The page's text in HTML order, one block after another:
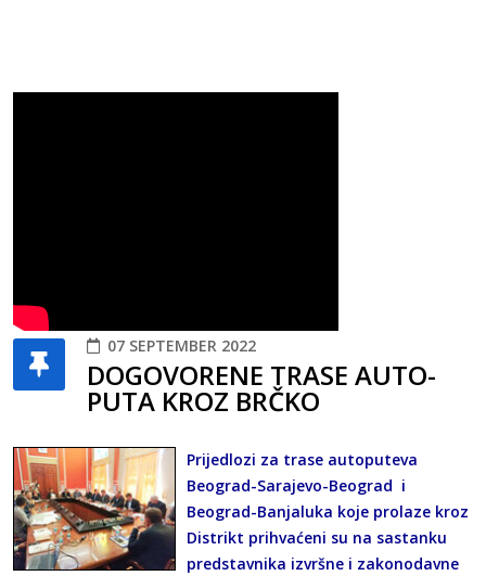
07 SEPTEMBER 2022
DOGOVORENE TRASE AUTO-
PUTA KROZ BRČKO
Prijedlozi za trase autoputeva
Beograd-Sarajevo-Beograd i
Beograd-Banjaluka koje prolaze kroz
Distrikt prihvaćeni su na sastanku
predstavnika izvršne i zakonodavne